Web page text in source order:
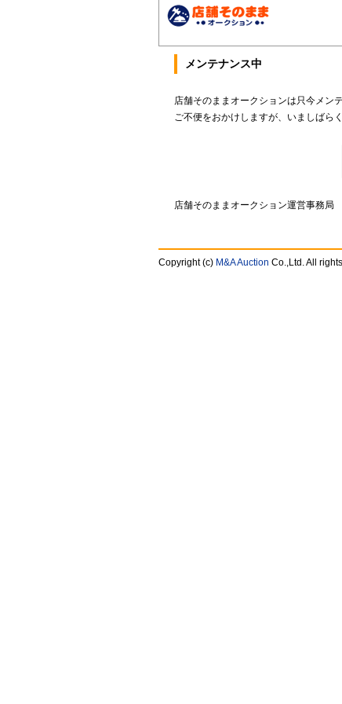
メンテナンス中
店舗そのままオークションは只今メン
ご不便をおかけしますが、いましばら
店舗そのままオークション運営事務局
Copyright (c) M&A Auction Co.,Ltd. All